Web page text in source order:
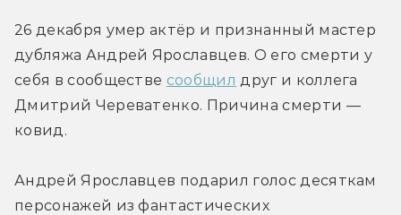
26 декабря умер актёр и признанный мастер
дубляжа Андрей Ярославцев. О его смерти у
себя в сообществе сообщил друг и коллега
Дмитрий Череватенко. Причина смерти —
ковид.
Андрей Ярославцев подарил голос десяткам
персонажей из фантастических